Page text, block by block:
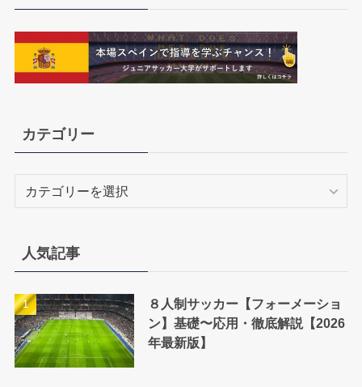
カテゴリー
ー
人気記事
８人制サッカー【フォーメーショ
ン】基礎〜応用・徹底解説【2026
年最新版】